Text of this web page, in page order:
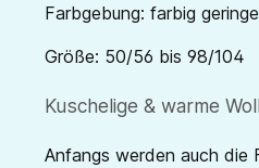
Farbgebung: farbig
Größe: 50/56 bis 98/104
Kuschelige & warme
Anfangs werden auch die